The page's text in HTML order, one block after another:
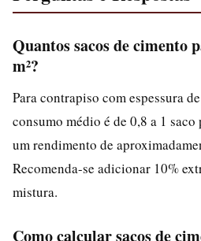
Quantos sacos de cimento
m²?
Para contrapiso com espessura
consumo médio é de 0,8 a 1
um rendimento de
Recomenda-se adicionar 10%
mistura.
Como calcular sacos de